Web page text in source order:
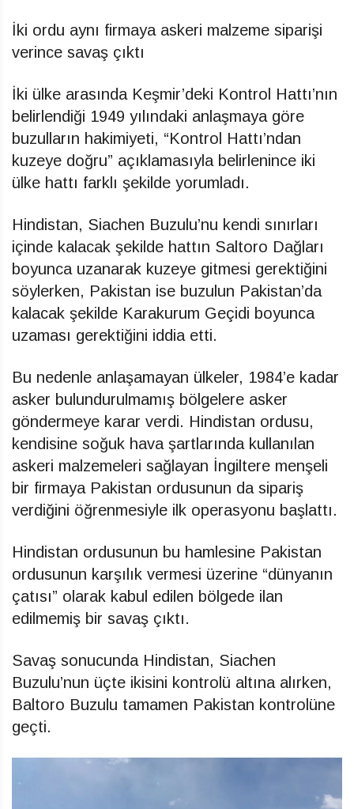
İki ordu aynı firmaya askeri malzeme siparişi
verince savaş çıktı
İki ülke arasında Keşmir’deki Kontrol Hattı’nın
belirlendiği 1949 yılındaki anlaşmaya göre
buzulların hakimiyeti, “Kontrol Hattı’ndan
kuzeye doğru” açıklamasıyla belirlenince iki
ülke hattı farklı şekilde yorumladı.
Hindistan, Siachen Buzulu’nu kendi sınırları
içinde kalacak şekilde hattın Saltoro Dağları
boyunca uzanarak kuzeye gitmesi gerektiğini
söylerken, Pakistan ise buzulun Pakistan’da
kalacak şekilde Karakurum Geçidi boyunca
uzaması gerektiğini iddia etti.
Bu nedenle anlaşamayan ülkeler, 1984’e kadar
asker bulundurulmamış bölgelere asker
göndermeye karar verdi. Hindistan ordusu,
kendisine soğuk hava şartlarında kullanılan
askeri malzemeleri sağlayan İngiltere menşeli
bir firmaya Pakistan ordusunun da sipariş
verdiğini öğrenmesiyle ilk operasyonu başlattı.
Hindistan ordusunun bu hamlesine Pakistan
ordusunun karşılık vermesi üzerine “dünyanın
çatısı” olarak kabul edilen bölgede ilan
edilmemiş bir savaş çıktı.
Savaş sonucunda Hindistan, Siachen
Buzulu’nun üçte ikisini kontrolü altına alırken,
Baltoro Buzulu tamamen Pakistan kontrolüne
geçti.